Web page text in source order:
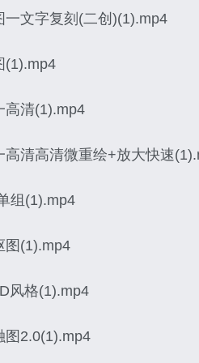
一文字复刻(二创)(1).mp4
(1).mp4
高清(1).mp4
高清高清微重绘+放大快速
组(1).mp4
图(1).mp4
风格(1).mp4
图2.0(1).mp4